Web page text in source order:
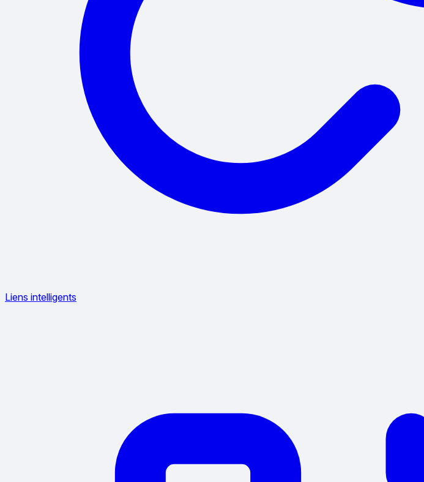
Liens intelligents